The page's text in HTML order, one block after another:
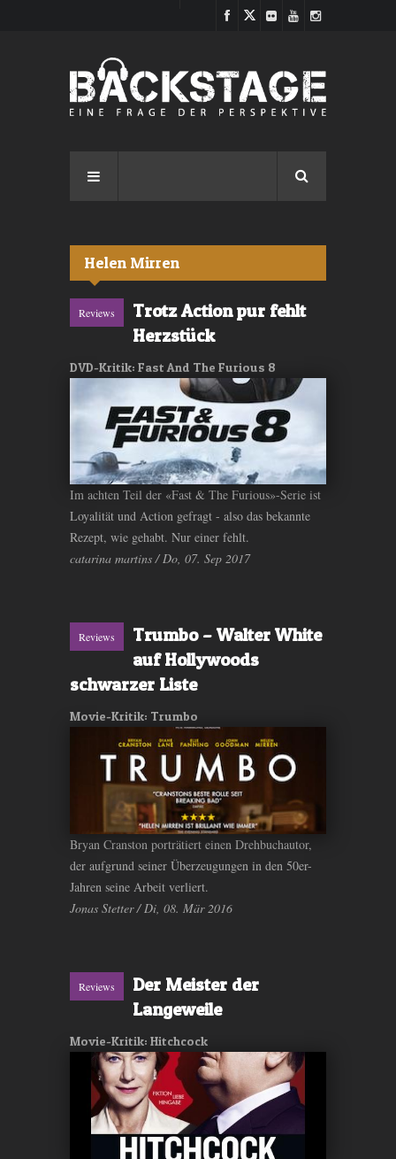
Helen Mirren
Reviews
Trotz Action pur fehlt
Herzstück
DVD-Kritik: Fast And The Furious 8
Im achten Teil der «Fast & The Furious»-Serie ist
Loyalität und Action gefragt - also das bekannte
Rezept, wie gehabt. Nur einer fehlt.
catarina martins / Do, 07. Sep 2017
Reviews
Trumbo – Walter White
auf Hollywoods
schwarzer Liste
Movie-Kritik: Trumbo
Bryan Cranston porträtiert einen Drehbuchautor,
der aufgrund seiner Überzeugungen in den 50er-
Jahren seine Arbeit verliert.
Jonas Stetter / Di, 08. Mär 2016
Reviews
Der Meister der
Langeweile
Movie-Kritik: Hitchcock